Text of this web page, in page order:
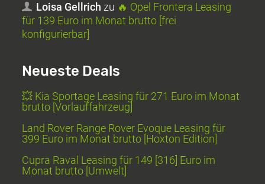
Loisa Gellrich zu 🔥 Opel Frontera Leasing
für 139 Euro im Monat brutto [frei
konfigurierbar]
Neueste Deals
💥 Kia Sportage Leasing für 271 Euro im Monat
brutto [Vorlauffahrzeug]
Land Rover Range Rover Evoque Leasing für
399 Euro im Monat brutto [Hoxton Edition]
Cupra Raval Leasing für 149 [316] Euro im
Monat brutto [Umwelt]